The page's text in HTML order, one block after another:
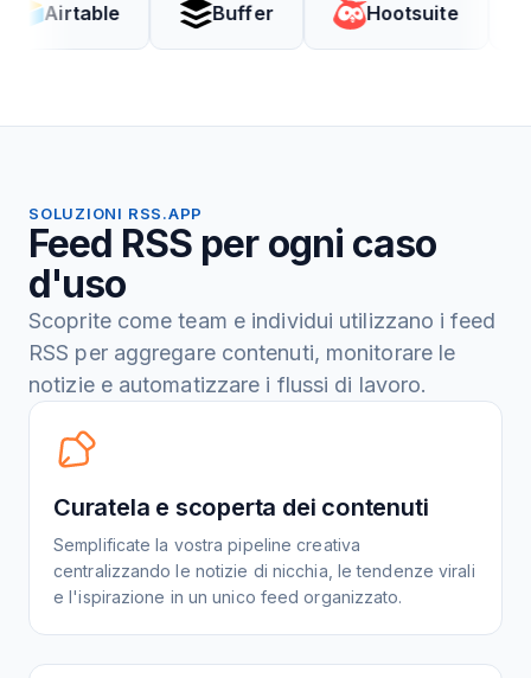
Buffer Hootsuite
SOLUZIONI RSS.APP
Feed RSS per ogni caso
d'uso
Scoprite come team e individui utilizzano i feed
RSS per aggregare contenuti, monitorare le
notizie e automatizzare i flussi di lavoro.
Curatela e scoperta dei contenuti
Semplificate la vostra pipeline creativa
centralizzando le notizie di nicchia, le tendenze virali
e l'ispirazione in un unico feed organizzato.